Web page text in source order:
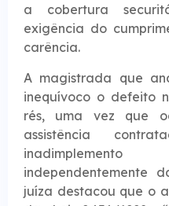
a cobertura
exigência do
carência.
A magistrada que
inequívoco o defeito
rés, uma vez que
assistência
independentemente
juíza destacou que o